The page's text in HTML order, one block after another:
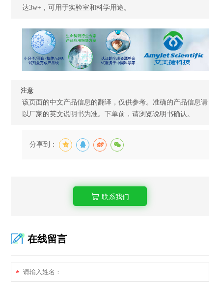
达3w+，可用于实验室和科学用途。
注意
该页面的中文产品信息的翻译，仅供参考。准确的产品信息请
以厂家的英文说明书为准。下单前，请浏览说明书确认。
分享到：
联系我们
在线留言
*